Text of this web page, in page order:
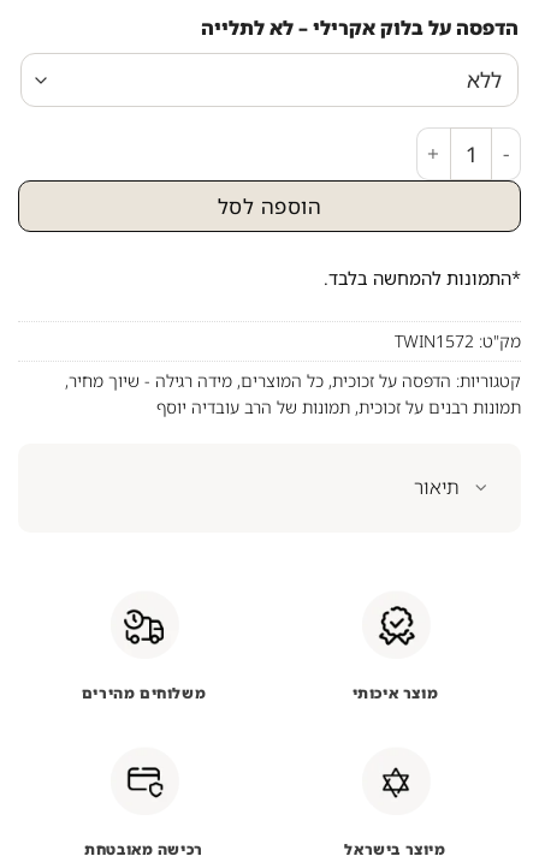
הדפסה על בלוק אקרילי – לא לתלייה
כמות של תמונה של הרב עובדיה יוסף יושב על כורסא
הוספה לסל
*התמונות להמחשה בלבד.
מק"ט: TWIN1572
קטגוריות: הדפסה על זכוכית, כל המוצרים, מידה רגילה - שיוך מחיר,
תמונות רבנים על זכוכית, תמונות של הרב עובדיה יוסף
תיאור
מוצר איכותי משלוחים מהירים
מיוצר בישראל רכישה מאובטחת